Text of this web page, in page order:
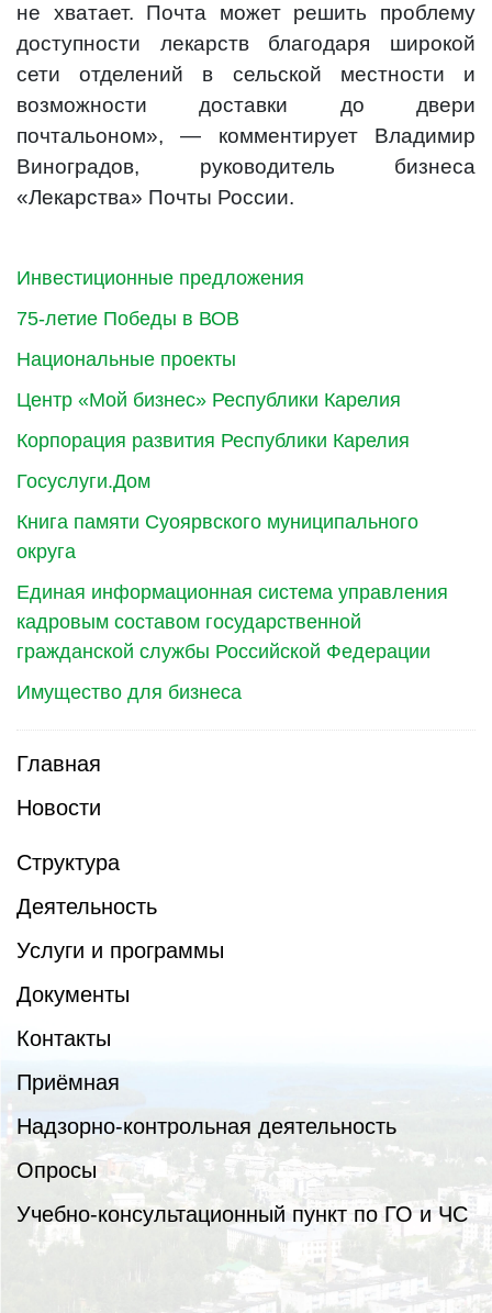
Инвестиционные предложения
75-летие Победы в ВОВ
Национальные проекты
Центр «Мой бизнес» Республики Карелия
Корпорация развития Республики Карелия
Госуслуги.Дом
Книга памяти Суоярвского муниципального
округа
Единая информационная система управления
кадровым составом государственной
гражданской службы Российской Федерации
Имущество для бизнеса
Главная
Новости
Структура
Деятельность
Услуги и программы
Документы
Контакты
Приёмная
Надзорно-контрольная деятельность
Опросы
Учебно-консультационный пункт по ГО и ЧС
не хватает. Почта может решить проблему
доступности лекарств благодаря широкой
сети отделений в сельской местности и
возможности доставки до двери
почтальоном», — комментирует Владимир
Виноградов, руководитель бизнеса
«Лекарства» Почты России.